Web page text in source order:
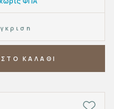
ΚΑΛΑΘΙ